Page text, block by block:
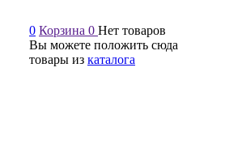
0 Корзина 0 Нет товаров
Вы можете положить сюда
товары из каталога